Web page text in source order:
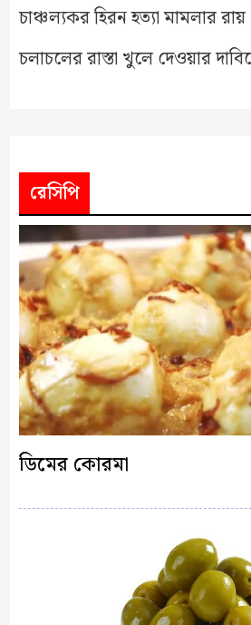
চাঞ্চল্যকর হিরন হত্যা মামলার
চলাচলের রাস্তা খুলে দেওয়ার
রেসিপি
ডিমের কোরমা